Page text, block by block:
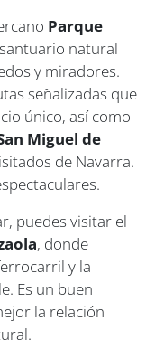
Parque
natural
y miradores.
señalizadas que
único, así como
Miguel de
de Navarra.
puedes visitar el
, donde
y la
Es un buen
la relación